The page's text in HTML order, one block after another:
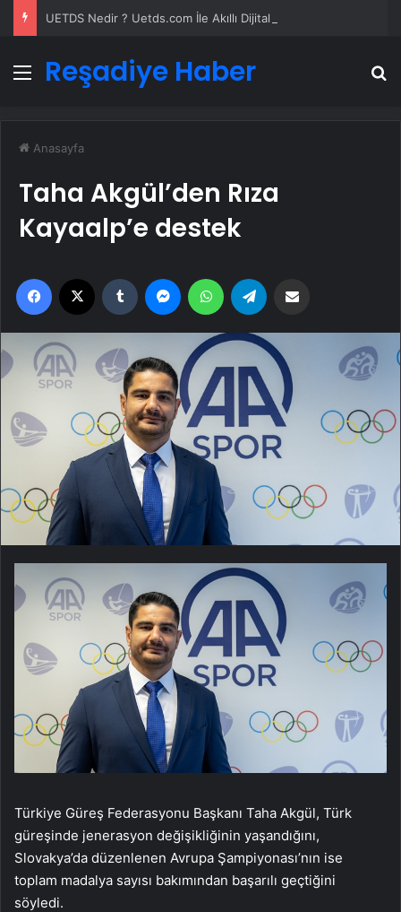
Menü
Reşadiye Haber
Anasayfa
Taha Akgül’den Rıza
Kayaalp’e destek
Facebook Tumblr MessengerWhatsApp
Türkiye Güreş Federasyonu Başkanı Taha Akgül, Türk
güreşinde jenerasyon değişikliğinin yaşandığını,
Slovakya’da düzenlenen Avrupa Şampiyonası’nın ise
toplam madalya sayısı bakımından başarılı geçtiğini
söyledi.